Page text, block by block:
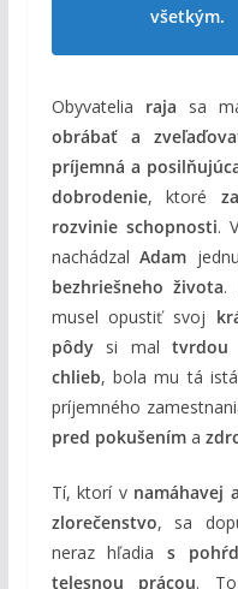
všetkým.
Obyvatelia raja sa
obrábať a
príjemná a
dobrodenie, ktoré
rozvinie schopnosti.
nachádzalAdam
bezhriešneho života.
musel opustiť svoj
pôdysi mal tvrdou
chlieb, bola mu tá
príjemného
pred pokušeníma
Tí, ktorí v namáhavej
zlorečenstvo, sa
neraz hľadias
telesnou prácou.